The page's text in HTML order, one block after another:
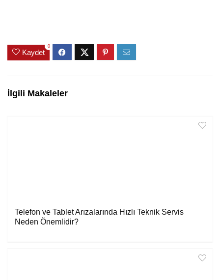
Kaydet
0
İlgili Makaleler
Telefon ve Tablet Arızalarında Hızlı Teknik Servis
Neden Önemlidir?